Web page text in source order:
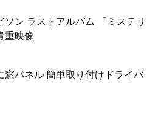
ソン ラストアルバム 「ミステリ
重映像
窓パネル 簡単取り付けドライバ